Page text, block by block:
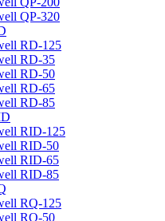
QP-320
RD-125
RD-35
RD-50
RD-65
RD-85
RID-125
RID-50
RID-65
RID-85
RQ-125
RQ-50